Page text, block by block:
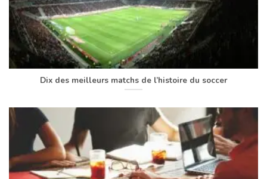
Dix des meilleurs matchs de l’histoire du soccer